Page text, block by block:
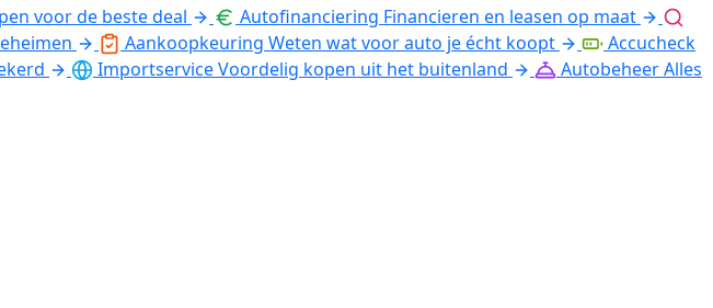
voor de beste deal Autofinanciering Financieren en leasen op maat
Aankoopkeuring Weten wat voor auto je écht koopt
Accucheck
ImportserviceVoordelig kopen uit het buitenland AutobeheerAlles